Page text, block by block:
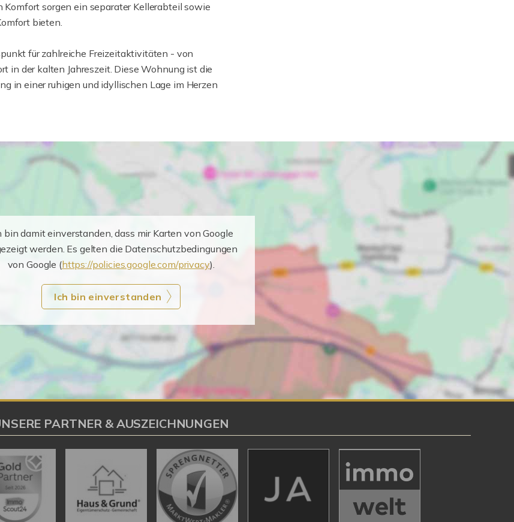
sorgen ein separater Kellerabteil sowie
bieten.
für zahlreiche Freizeitaktivitäten - von
in der kalten Jahreszeit. Diese Wohnung ist die
in einer ruhigen und idyllischen Lage im Herzen
bin damit einverstanden, dass mir Karten von Google
werden. Es gelten die Datenschutzbedingungen
von Google (https://policies.google.com/privacy).
Ich bin einverstanden
PARTNER & AUSZEICHNUNGEN